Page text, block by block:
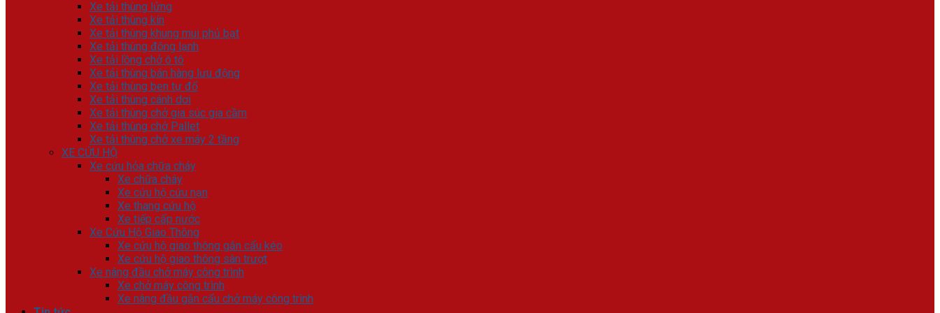
Xe tải thùng lửng
Xe tải thùng kín
Xe tải thùng khung mui phủ bạt
Xe tải thùng đông lạnh
Xe tải lồng chở ô tô
Xe tải thùng bán hàng lưu động
Xe tải thùng ben tự đổ
Xe tải thùng cánh dơi
Xe tải thùng chở gia súc gia cầm
Xe tải thùng chở Pallet
Xe tải thùng chở xe máy 2 tầng
XE CỨU HỘ
Xe cứu hỏa chữa cháy
Xe chữa cháy
Xe cứu hộ cứu nạn
Xe thang cứu hộ
Xe tiếp cấp nước
Xe Cứu Hộ Giao Thông
Xe cứu hộ giao thông gắn cẩu kéo
Xe cứu hộ giao thông sàn trượt
Xe nâng đầu chở máy công trình
Xe chở máy công trình
Xe nâng đầu gắn cẩu chở máy công trình